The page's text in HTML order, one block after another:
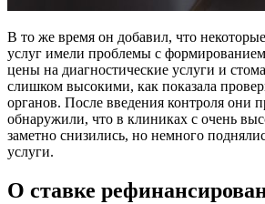
В то же время он добавил, что
услуг имели проблемы с
цены на диагностические услуги и
слишком высокими, как показала
органов. После введения контроля они
обнаружили, что в клиниках с очень
заметно снизились, но немного
услуги.
О ставке